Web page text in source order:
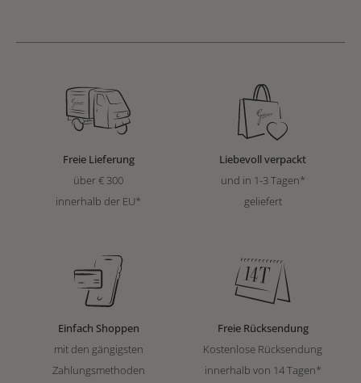
Freie Lieferung
über € 300
innerhalb der EU*
Liebevoll verpackt
und in 1-3 Tagen*
geliefert
Einfach Shoppen
mit den gängigsten
Zahlungsmethoden
Freie Rücksendung
Kostenlose Rücksendung
innerhalb von 14 Tagen*